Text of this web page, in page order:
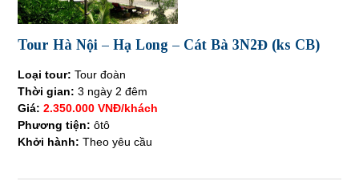
Tour Hà Nội – Hạ Long – Cát Bà 3N2Đ (ks CB)
Loại tour:Tour đoàn
Thời gian: 3 ngày 2 đêm
Giá: 2.350.000 VNĐ/khách
Phương tiện:ôtô
Khởi hành:Theo yêu cầu